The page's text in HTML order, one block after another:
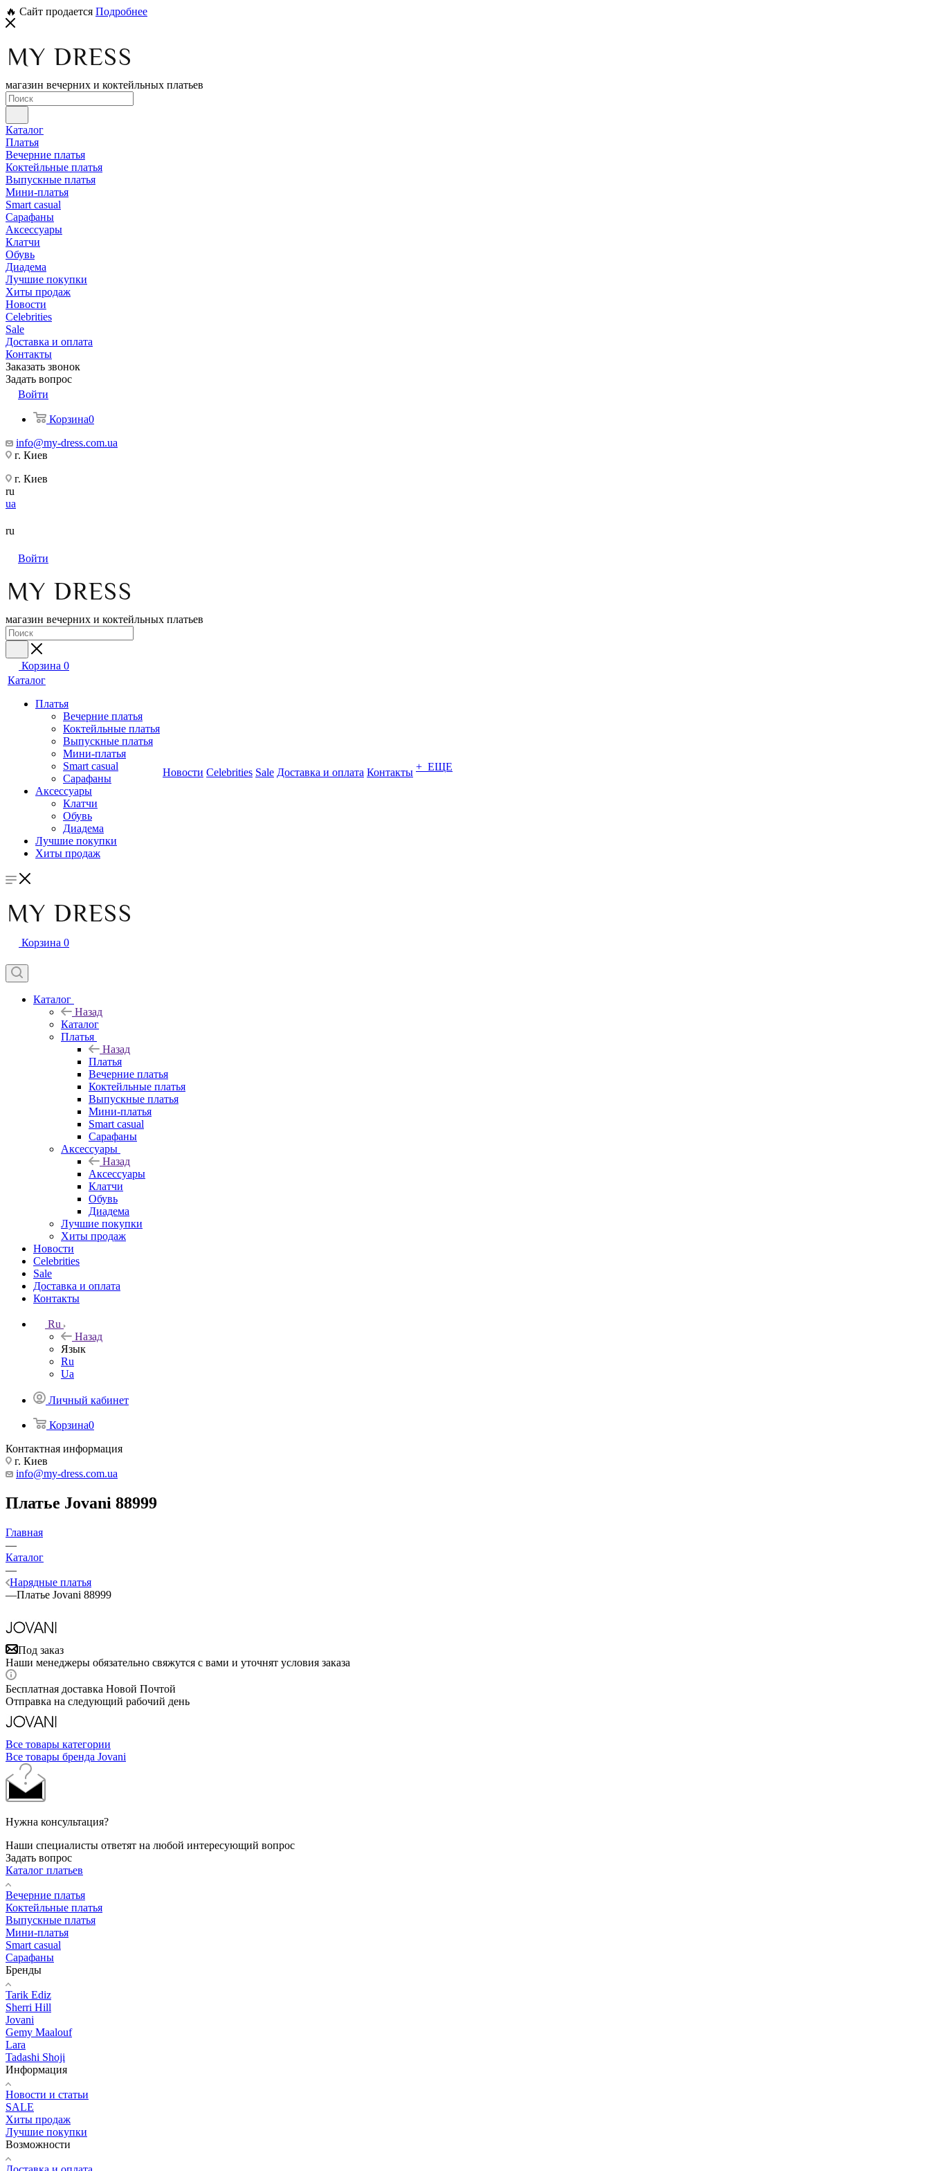
🔥 Сайт продается Подробнее
магазин вечерних и коктейльных платьев
Каталог
Платья
Вечерние платья
Коктейльные платья
Выпускные платья
Мини-платья
Smart casual
Сарафаны
Аксессуары
Клатчи
Обувь
Диадема
Лучшие покупки
Хиты продаж
Новости
Celebrities
Sale
Доставка и оплата
Контакты
Заказать звонок
Задать вопрос
Войти
Корзина0
info@my-dress.com.ua
г. Киев
г. Киев
ru
ua
ru
Войти
магазин вечерних и коктейльных платьев
Корзина 0
Каталог
Платья
Вечерние платья
Коктейльные платья
Выпускные платья
Мини-платья
Smart casual
Сарафаны
Аксессуары
Клатчи
Обувь
Диадема
Лучшие покупки
Хиты продаж
Новости Celebrities Sale Доставка и оплата Контакты + ЕЩЕ
Корзина 0
Каталог
Назад
Каталог
Платья
Назад
Платья
Вечерние платья
Коктейльные платья
Выпускные платья
Мини-платья
Smart casual
Сарафаны
Аксессуары
Назад
Аксессуары
Клатчи
Обувь
Диадема
Лучшие покупки
Хиты продаж
Новости
Celebrities
Sale
Доставка и оплата
Контакты
Ru
Назад
Язык
Ru
Ua
Личный кабинет
Корзина0
Контактная информация
г. Киев
info@my-dress.com.ua
Платье Jovani 88999
Главная
—
Каталог
—
Нарядные платья
—Платье Jovani 88999
Под заказ
Наши менеджеры обязательно свяжутся с вами и уточнят условия заказа
Бесплатная доставка Новой Почтой
Отправка на следующий рабочий день
Все товары категории
Все товары бренда Jovani
Нужна консультация?
Наши специалисты ответят на любой интересующий вопрос
Задать вопрос
Каталог платьев
Вечерние платья
Коктейльные платья
Выпускные платья
Мини-платья
Smart casual
Сарафаны
Бренды
Tarik Ediz
Sherri Hill
Jovani
Gemy Maalouf
Lara
Tadashi Shoji
Информация
Новости и статьи
SALE
Хиты продаж
Лучшие покупки
Возможности